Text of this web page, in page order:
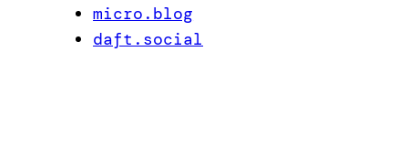
micro.blog
daft.social